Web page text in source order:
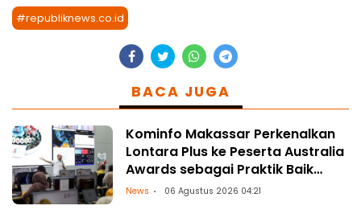
#republiknews.co.id
BACA JUGA
Kominfo Makassar Perkenalkan
Lontara Plus ke Peserta Australia
Awards sebagai Praktik Baik
Transformasi Digital
News 06 Agustus 2026 04:21